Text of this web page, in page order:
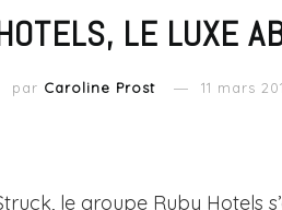
LE LUXE
par Caroline Prost 11 mars
le groupe Ruby Hotels